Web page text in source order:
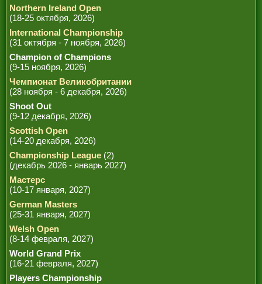
Northern Ireland Open
(18-25 октября, 2026)
International Championship
(31 октября - 7 ноября, 2026)
Champion of Champions
(9-15 ноября, 2026)
Чемпионат Великобритании
(28 ноября - 6 декабря, 2026)
Shoot Out
(9-12 декабря, 2026)
Scottish Open
(14-20 декабря, 2026)
Championship League (2)
(декабрь 2026 - январь 2027)
Мастерс
(10-17 января, 2027)
German Masters
(25-31 января, 2027)
Welsh Open
(8-14 февраля, 2027)
World Grand Prix
(16-21 февраля, 2027)
Players Championship